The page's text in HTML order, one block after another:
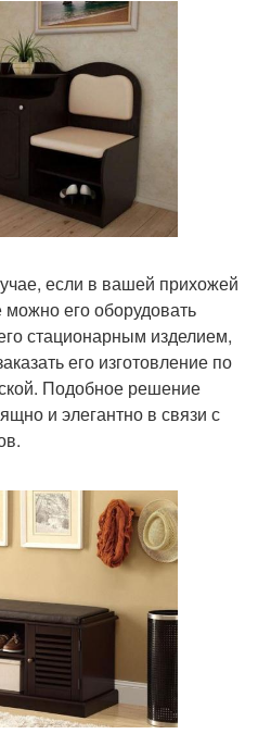
если в вашей прихожей
его оборудовать
стационарным изделием,
его изготовление по
Подобное решение
и элегантно в связи с